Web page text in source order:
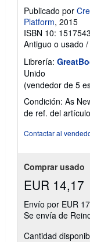
Publicado por
Platform, 2015
ISBN 10:
Antiguo o usado /
Librería:
Unido
(vendedor de 5
Condición: As
de ref. del
Contactar al
Comprar usado
EUR 14,17
Envío por EUR
Se envía de
Cantidad